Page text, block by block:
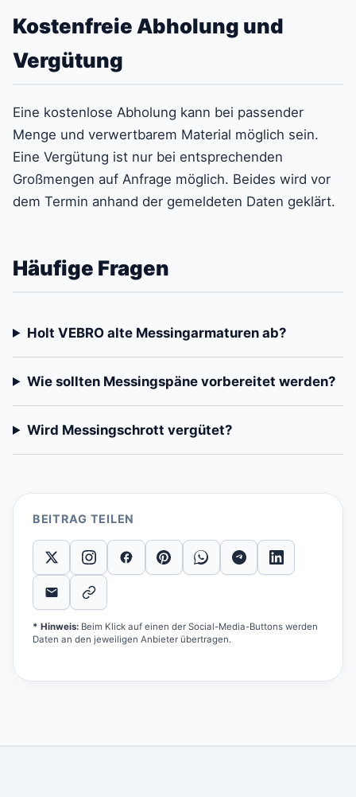
Kostenfreie Abholung und
Vergütung
Eine kostenlose Abholung kann bei passender
Menge und verwertbarem Material möglich sein.
Eine Vergütung ist nur bei entsprechenden
Großmengen auf Anfrage möglich. Beides wird vor
dem Termin anhand der gemeldeten Daten geklärt.
Häufige Fragen
Holt VEBRO alte Messingarmaturen ab?
Wie sollten Messingspäne vorbereitet werden?
Wird Messingschrott vergütet?
BEITRAG TEILEN
* Hinweis: Beim Klick auf einen der Social-Media-Buttons werden
Daten an den jeweiligen Anbieter übertragen.